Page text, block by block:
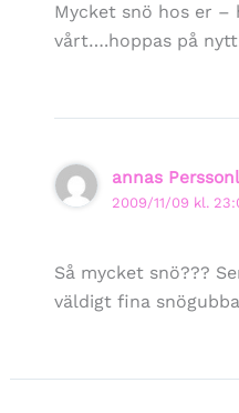
Mycket snö hos er –
vårt….hoppas på
annas
2009/11/09 kl.
Så mycket snö???
väldigt fina